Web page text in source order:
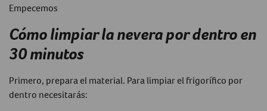
Empecemos
Cómo limpiar la nevera por dentro en
30 minutos
Primero, prepara el material. Para limpiar el frigorífico por
dentro necesitarás: